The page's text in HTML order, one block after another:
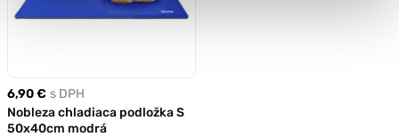
6,90 € s DPH
Nobleza chladiaca podložka S
50x40cm modrá